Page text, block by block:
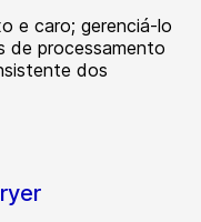
e caro; gerenciá-lo
de processamento
dos